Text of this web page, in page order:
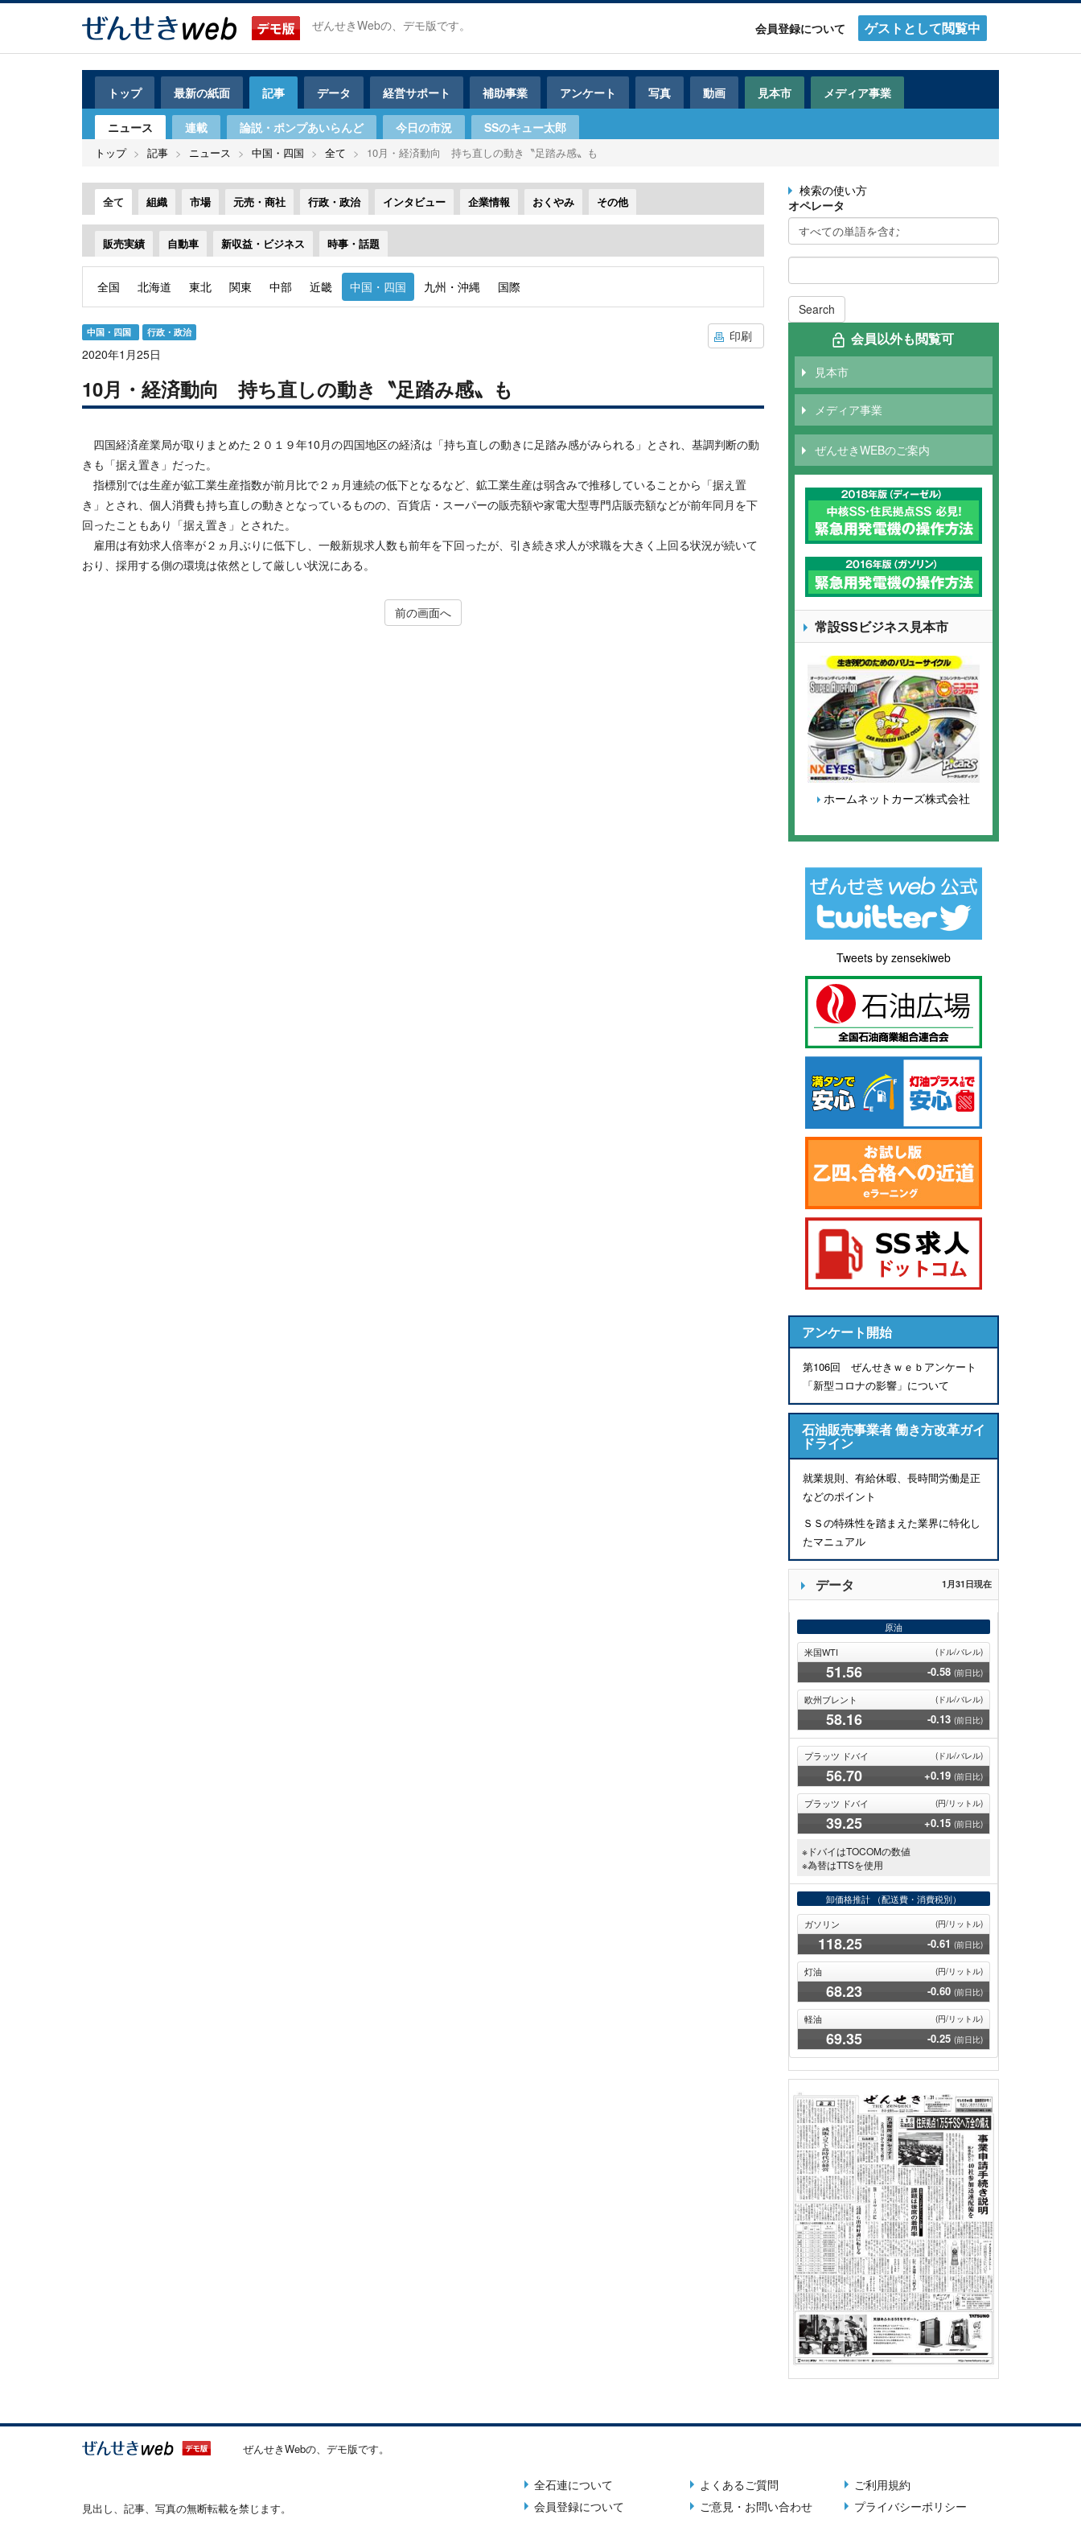
メ
コ
ぜんせきWebの、デモ版です。 会員登録について ゲストとして閲覧中
トップ 最新の紙面 記事 データ 経営サポート 補助事業 アンケート 写真 動画 見本市 メディア事業
ニュース 連載 論説・ポンプあいらんど 今日の市況 SSのキュー太郎
トップ 記事 ニュース 中国・四国 全て 10月・経済動向 持ち直しの動き〝足踏み感〟も
全て 組織 市場 元売・商社 行政・政治 インタビュー 企業情報 おくやみ その他
販売実績 自動車 新収益・ビジネス 時事・話題
全国 北海道 東北 関東 中部 近畿 中国・四国 九州・沖縄 国際
印刷
中国・四国 行政・政治
2020年1月25日
10月・経済動向 持ち直しの動き〝足踏み感〟も
四国経済産業局が取りまとめた２０１９年10月の四国地区の経済は「持ち直しの動きに足踏み感がみられる」とされ、基調判断の動
きも「据え置き」だった。
指標別では生産が鉱工業生産指数が前月比で２ヵ月連続の低下となるなど、鉱工業生産は弱含みで推移していることから「据え置
き」とされ、個人消費も持ち直しの動きとなっているものの、百貨店・スーパーの販売額や家電大型専門店販売額などが前年同月を下
回ったこともあり「据え置き」とされた。
雇用は有効求人倍率が２ヵ月ぶりに低下し、一般新規求人数も前年を下回ったが、引き続き求人が求職を大きく上回る状況が続いて
おり、採用する側の環境は依然として厳しい状況にある。
前の画面へ
検索の使い方
オペレータ
Search
会員以外も閲覧可
見本市
メディア事業
ぜんせきWEBのご案内
常設SSビジネス見本市
ホームネットカーズ株式会社
Tweets by zensekiweb
アンケート開始
第106回 ぜんせきｗｅｂアンケート
「新型コロナの影響」について
石油販売事業者 働き方改革ガイ
ドライン
就業規則、有給休暇、長時間労働是正
などのポイント
ＳＳの特殊性を踏まえた業界に特化し
たマニュアル
データ 1月31日現在
原油
米国WTI
(ドル/バレル)
51.56 -0.58 (前日比)
欧州ブレント (ドル/バレル)
58.16 -0.13 (前日比)
プラッツ ドバイ (ドル/バレル)
56.70 +0.19 (前日比)
プラッツ ドバイ (円/リットル)
39.25 +0.15 (前日比)
※ドバイはTOCOMの数値
※為替はTTSを使用
卸価格推計
（配送費・消費税別）
ガソリン
(円/リットル)
118.25 -0.61 (前日比)
灯油 (円/リットル)
68.23 -0.60 (前日比)
軽油 (円/リットル)
69.35 -0.25 (前日比)
ぜんせきWebの、デモ版です。
Terms
menu
ご利用規約
プライバシーポリシー
Footer
menu
よくあるご質問
ご意見・お問い合わせ
About
menu
全石連について
会員登録について
見出し、記事、写真の無断転載を禁じます。